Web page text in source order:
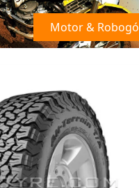
Motor & Robogó